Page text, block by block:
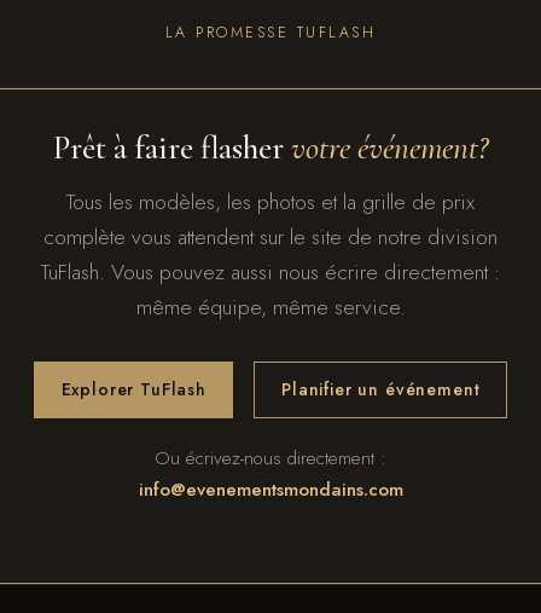
LA PROMESSE TUFLASH
Prêt à faire flashervotre événement?
Tous les modèles, les photos et la grille de prix
complète vous attendent sur le site de notre division
TuFlash. Vous pouvez aussi nous écrire directement :
même équipe, même service.
Explorer TuFlash Planifier un événement
Ou écrivez-nous directement :
info@evenementsmondains.com